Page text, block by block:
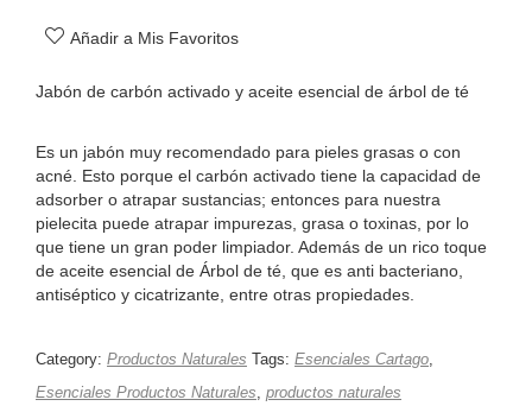
Añadir a Mis Favoritos
Jabón de carbón activado y aceite esencial de árbol de té
Es un jabón muy recomendado para pieles grasas o con
acné. Esto porque el carbón activado tiene la capacidad de
adsorber o atrapar sustancias; entonces para nuestra
pielecita puede atrapar impurezas, grasa o toxinas, por lo
que tiene un gran poder limpiador. Además de un rico toque
de aceite esencial de Árbol de té, que es anti bacteriano,
antiséptico y cicatrizante, entre otras propiedades.
Category: Productos Naturales Tags: Esenciales Cartago,
Esenciales Productos Naturales, productos naturales